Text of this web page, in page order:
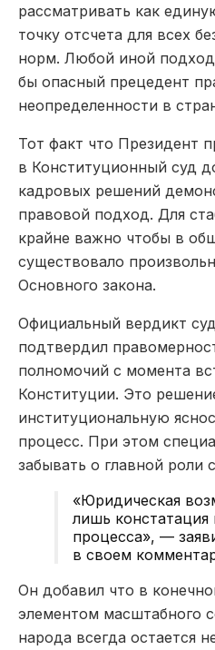
рассматривать как
точку отсчета для всех
норм. Любой иной
бы опасный прецедент
неопределенности в
Тот факт что Президент
в Конституционный суд
кадровых решений
правовой подход. Для
крайне важно чтобы в
существовало
Основного закона.
Официальный вердикт
подтвердил
полномочий с момента
Конституции. Это
институциональную
процесс. При этом
забывать о главной роли
«Юридическая
лишь
процесса», —
в своем
Он добавил что в
элементом масштабного
народа всегда остается